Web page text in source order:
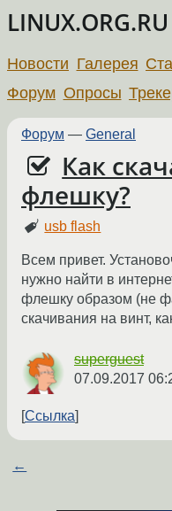
LINUX.ORG.RU
Новости Галерея
Форум Опросы
Форум — General
Как
флешку?
usb flash
Всем привет.
нужно найти в
флешку образом (не
скачивания на винт,
superguest
07.09.2017
Ссылка
←